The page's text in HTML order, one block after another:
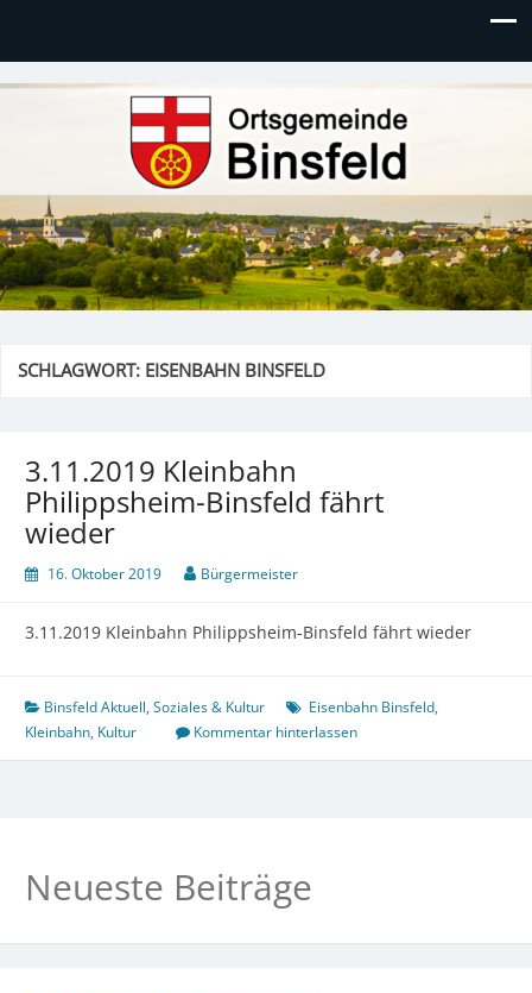
Ortsgemeinde Binsfeld
SCHLAGWORT: EISENBAHN BINSFELD
3.11.2019 Kleinbahn
Philippsheim-Binsfeld fährt
wieder
16. Oktober 2019 Bürgermeister
3.11.2019 Kleinbahn Philippsheim-Binsfeld fährt wieder
Binsfeld Aktuell,Soziales & Kultur Eisenbahn Binsfeld,
Kleinbahn, Kultur Kommentar hinterlassen
Neueste Beiträge